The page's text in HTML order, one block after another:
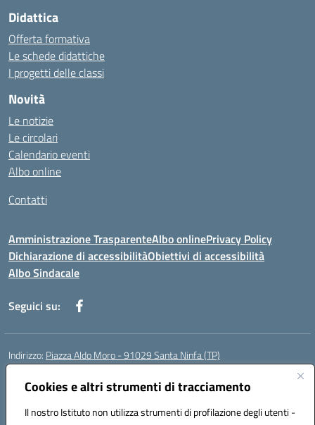
Cookies e altri strumenti di tracciamento
Il nostro Istituto non utilizza strumenti di profilazione degli utenti -
Didattica
Offerta formativa
Le schede didattiche
I progetti delle classi
Novità
Le notizie
Le circolari
Calendario eventi
Albo online
Contatti
Amministrazione TrasparenteAlbo onlinePrivacy Policy
Dichiarazione di accessibilitàObiettivi di accessibilità
Albo Sindacale
Seguici su:
Indirizzo: Piazza Aldo Moro - 91029 Santa Ninfa (TP)
Centralino:
Posta elettronica certificata (PEC):tpic807004@pec.istruzione.it
Codice fiscale: 81002070811